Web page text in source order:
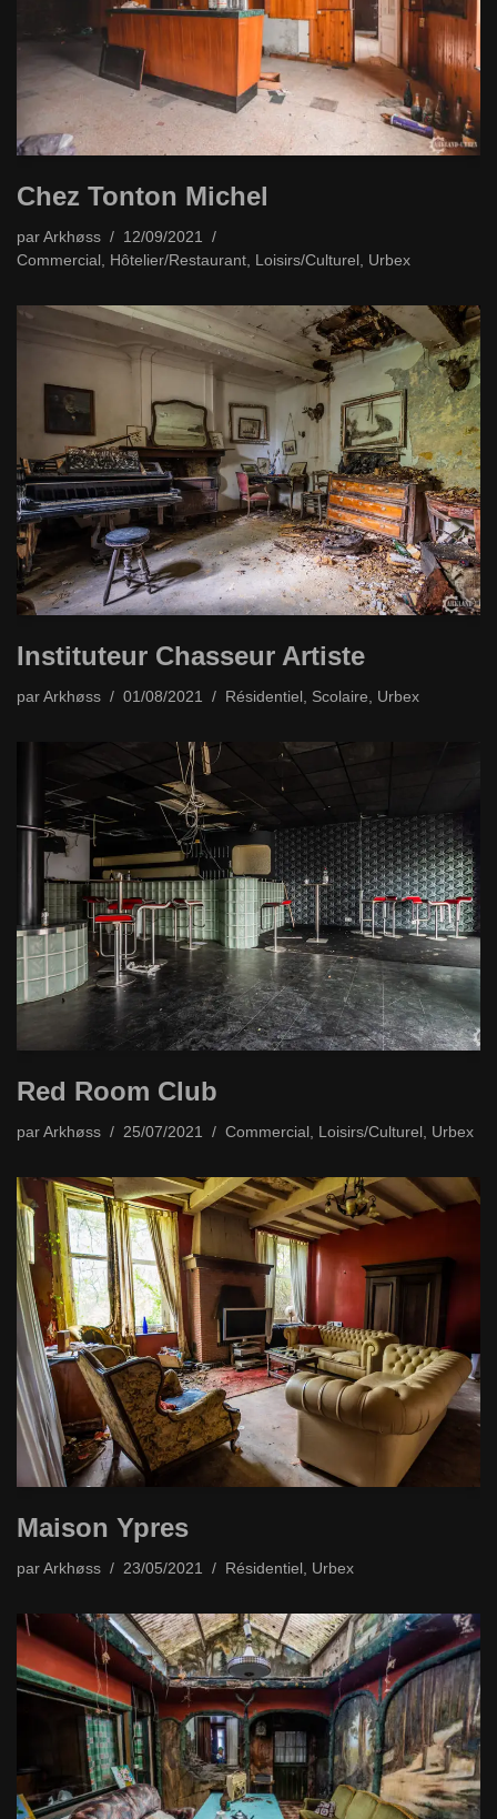
Chez Tonton Michel
par Arkhøss
12/09/2021
Commercial , Hôtelier/Restaurant, Loisirs/Culturel , Urbex
Instituteur Chasseur Artiste
par Arkhøss 01/08/2021 Résidentiel Scolaire Urbex
Red Room Club
par Arkhøss 25/07/2021 Commercial , Loisirs/Culturel , Urbex
Maison Ypres
par Arkhøss 23/05/2021 Résidentiel Urbex